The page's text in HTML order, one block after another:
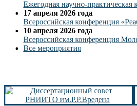
Ежегодная научно-
17 апреля 2026 года
Всероссийская конференция
10 апреля 2026 года
Всероссийская конференция
Все мероприятия